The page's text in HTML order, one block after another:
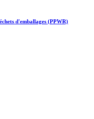
d'emballages (PPWR)